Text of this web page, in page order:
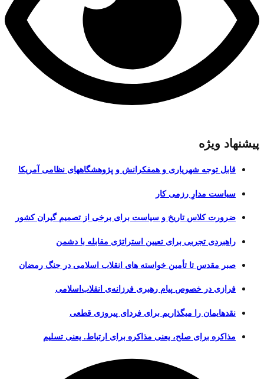
پیشنهاد ویژه
قابل توجه شهریاری و همفکرانش و پژوهشگاههای نظامی آمریکا
سیاست مدارِ رزمی کار
ضرورت کلاس تاریخ و سیاست برای برخی از تصمیم گیران کشور
راهبردی تجربی برای تعیین استراتژی مقابله با دشمن
صبر مقدس تا تأمین خواسته های انقلاب اسلامی در جنگ رمضان
فرازی در خصوص پیام رهبری فرزانه‌ی انقلاب‌اسلامی
نقدهایمان را میگذاریم برای فردای پیروزی قطعی
مذاکره برای صلح، یعنی مذاکره برای ارتباط. یعنی تسلیم